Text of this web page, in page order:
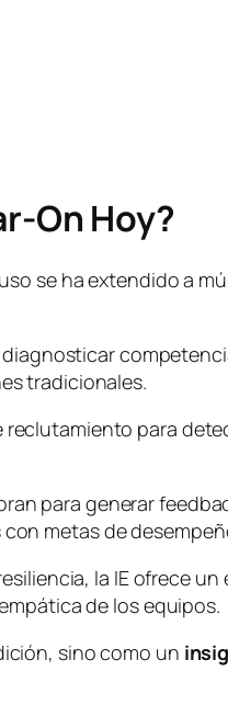
On Hoy?
se ha extendido a
tradicionales.
reclutamiento para
para generar
metas de
la IE ofrece
de los equipos.
sino como un